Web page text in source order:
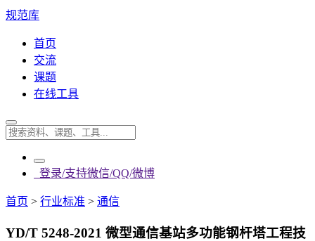
规范库
首页
交流
课题
在线工具
登录/支持微信/QQ/微博
首页 > 行业标准 > 通信
YD/T 5248-2021 微型通信基站多功能钢杆塔工程技